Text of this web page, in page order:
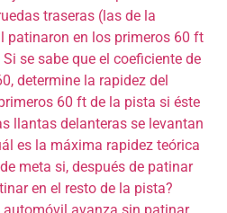
traseras (las de la
patinaron en los primeros 60 ft
se sabe que el coeficiente de
determine la rapidez del
60 ft de la pista si éste
llantas delanteras se levantan
es la máxima rapidez teórica
meta si, después de patinar
en el resto de la pista?